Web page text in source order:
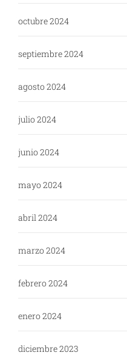
octubre 2024
septiembre 2024
agosto 2024
julio 2024
junio 2024
mayo 2024
abril 2024
marzo 2024
febrero 2024
enero 2024
diciembre 2023